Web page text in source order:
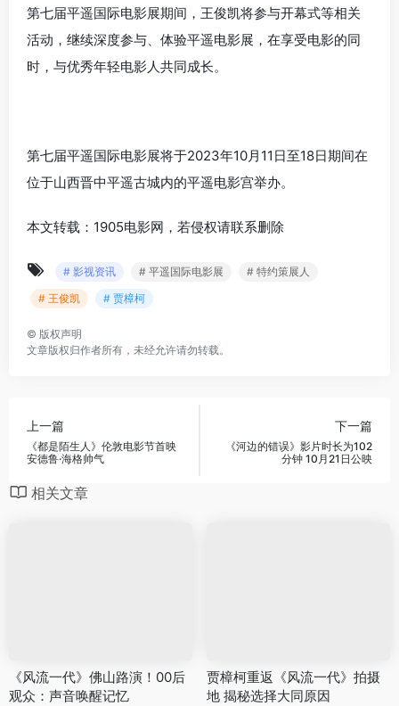
第七届平遥国际电影展期间，王俊凯将参与开幕式等相关
活动，继续深度参与、体验平遥电影展，在享受电影的同
时，与优秀年轻电影人共同成长。
第七届平遥国际电影展将于2023年10月11日至18日期间在
位于山西晋中平遥古城内的平遥电影宫举办。
本文转载：1905电影网，若侵权请联系删除
# 影视资讯 # 平遥国际电影展
# 特约策展人
# 王俊凯
# 贾樟柯
© 版权声明
文章版权归作者所有，未经允许请勿转载。
上一篇
《都是陌生人》伦敦电影节首映
安德鲁·海格帅气
下一篇
《河边的错误》影片时长为102
分钟 10月21日公映
相关文章
《风流一代》佛山路演！00后
观众：声音唤醒记忆
贾樟柯重返《风流一代》拍摄
地 揭秘选择大同原因